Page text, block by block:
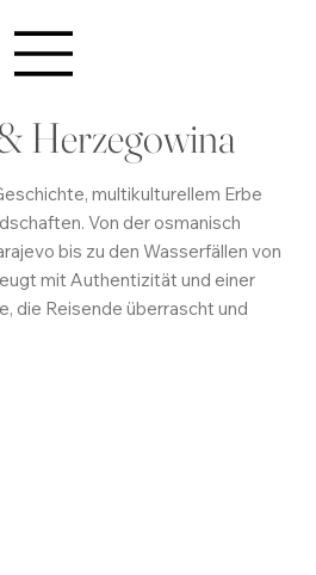
Herzegowina
multikulturellem Erbe
Von der osmanisch
bis zu den Wasserfällen von
mit Authentizität und einer
die Reisende überrascht und